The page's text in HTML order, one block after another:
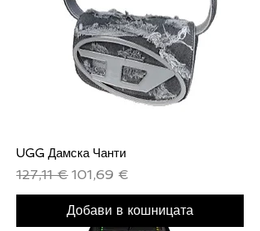
UGG Дамска Чанти
Редовна цена
127,11 € Продажна цена
101,69 €
Добави в кошницата